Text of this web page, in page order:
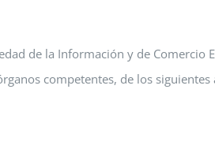
de la Información y de Comercio
competentes, de los